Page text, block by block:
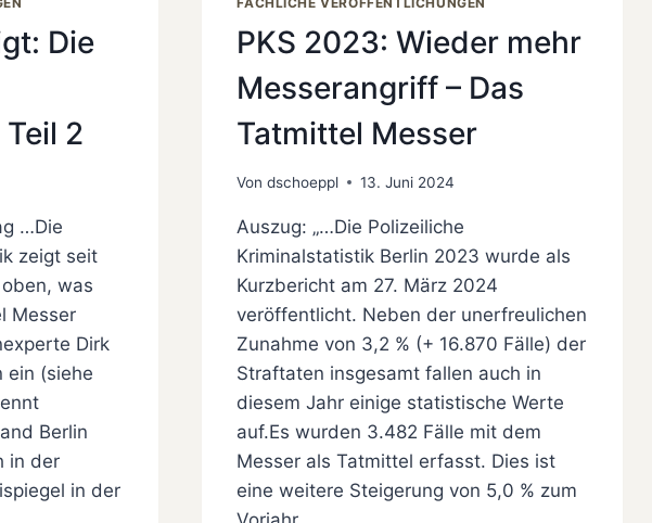
Die
2
…Die
zeigt seit
was
Messer
Dirk
ein (siehe
Berlin
in der
in der
PKS 2023: Wieder mehr
Messerangriff – Das
Tatmittel Messer
Von dschoeppl 13. Juni 2024
Auszug: „…Die Polizeiliche
Kriminalstatistik Berlin 2023 wurde als
Kurzbericht am 27. März 2024
veröffentlicht. Neben der unerfreulichen
Zunahme von 3,2 % (+ 16.870 Fälle) der
Straftaten insgesamt fallen auch in
diesem Jahr einige statistische Werte
auf.Es wurden 3.482 Fälle mit dem
Messer als Tatmittel erfasst. Dies ist
eine weitere Steigerung von 5,0 % zum